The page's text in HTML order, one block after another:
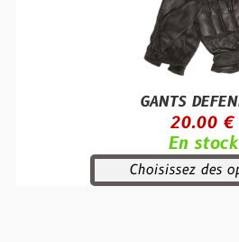
GANTS
20.00 €
En stock
Choisissez des